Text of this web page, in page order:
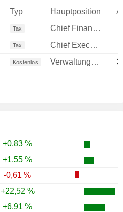
+0,83 %
+1,55 %
-0,61 %
+22,52 %
+6,91 %
Typ Hauptposition
Tax
Chief Financial Officer (CFO)
Tax Chief Executive Officer (CEO)
Kostenlos Verwaltungsratsmitglied